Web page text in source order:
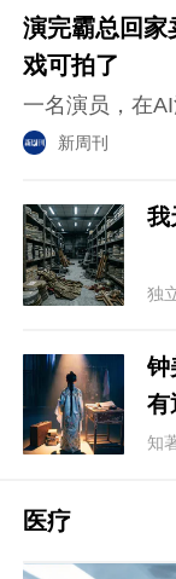
演完霸总回家
戏可拍了
一名演员，在
新周刊
我
独
钟
有
知
医疗